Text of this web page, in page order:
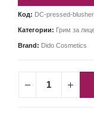
Код: DC-pressed-
Категории: Грим за
Brand: Dido Cosmetics